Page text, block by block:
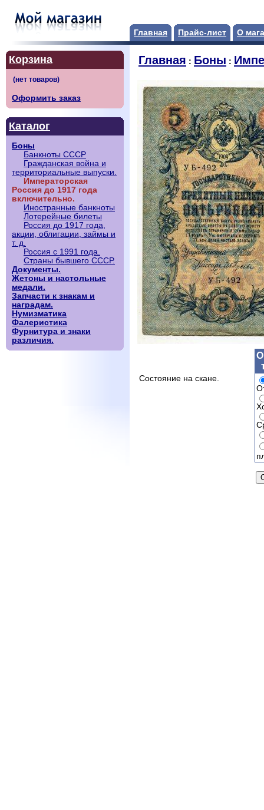
Главная Прайс-лист О
Корзина
Оформить заказ
Каталог
Боны
Банкноты СССР
Гражданская война и
территориальные выпуски.
Императорская
Россия до 1917 года
включительно.
Иностранные банкноты
Лотерейные билеты
Россия до 1917 года,
акции, облигации, займы и
т. д.
Россия с 1991 года.
Страны бывшего СССР.
Документы.
Жетоны и настольные
медали.
Запчасти к знакам и
наградам.
Нумизматика
Фалеристика
Фурнитура и знаки
различия.
Главная : Боны :
Состояние на скане.